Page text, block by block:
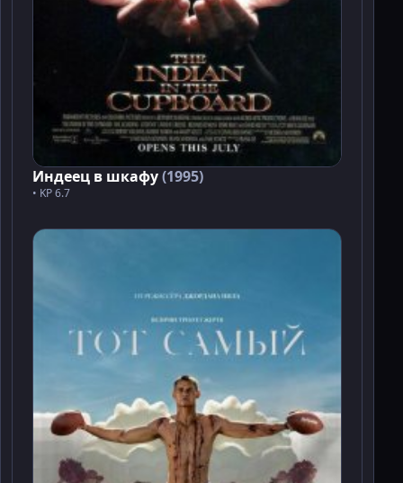
Индеец в шкафу(1995)
• KP 6.7